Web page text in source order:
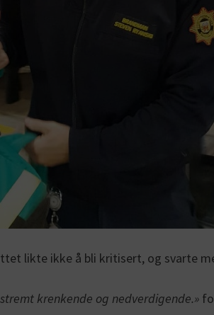
likte ikke å bli kritisert, og svarte
krenkende og nedverdigende.»